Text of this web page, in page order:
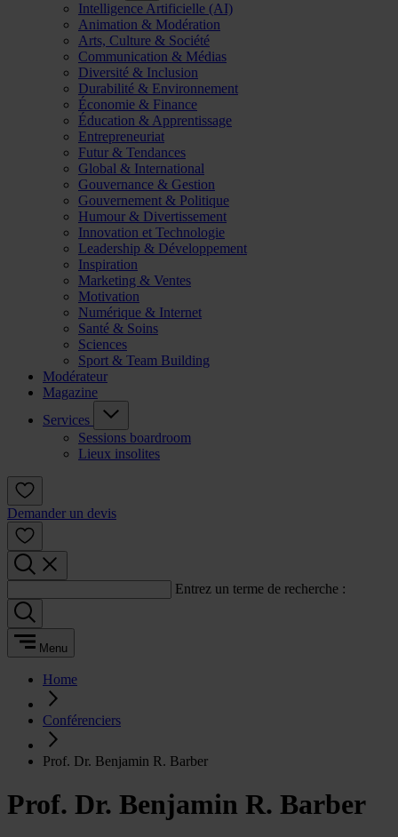
Intelligence Artificielle (AI)
Animation & Modération
Arts, Culture & Société
Communication & Médias
Diversité & Inclusion
Durabilité & Environnement
Économie & Finance
Éducation & Apprentissage
Entrepreneuriat
Futur & Tendances
Global & International
Gouvernance & Gestion
Gouvernement & Politique
Humour & Divertissement
Innovation et Technologie
Leadership & Développement
Inspiration
Marketing & Ventes
Motivation
Numérique & Internet
Santé & Soins
Sciences
Sport & Team Building
Modérateur
Magazine
Services
Sessions boardroom
Lieux insolites
Demander un devis
Entrez un terme de recherche :
Menu
Home
Conférenciers
Prof. Dr. Benjamin R. Barber
Prof. Dr. Benjamin R. Barber